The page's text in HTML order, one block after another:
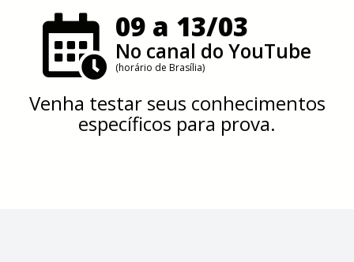
09 a 13/03
No canal do YouTube
(horário de Brasília)
Venha testar seus conhecimentos
específicos para prova.